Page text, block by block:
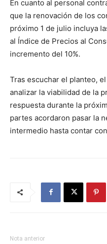
En cuanto al personal
que la renovación de los
próximo 1 de julio incluya
al Índice de Precios al
incremento del 10%.
Tras escuchar el planteo,
analizar la viabilidad de la
respuesta durante la
partes acordaron pasar la
intermedio hasta contar
Nota anterior